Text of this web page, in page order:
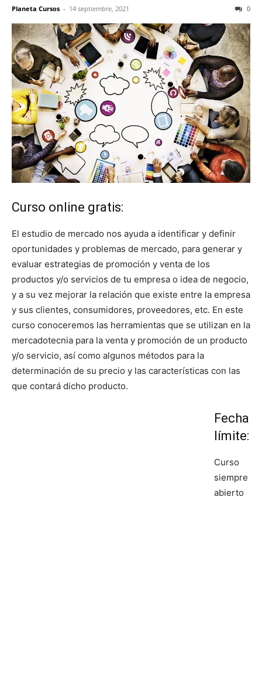
Planeta Cursos - 14 septiembre, 2021 0
Curso online gratis:
El estudio de mercado nos ayuda a identificar y definir
oportunidades y problemas de mercado, para generar y
evaluar estrategias de promoción y venta de los
productos y/o servicios de tu empresa o idea de negocio,
y a su vez mejorar la relación que existe entre la empresa
y sus clientes, consumidores, proveedores, etc. En este
curso conoceremos las herramientas que se utilizan en la
mercadotecnia para la venta y promoción de un producto
y/o servicio, así como algunos métodos para la
determinación de su precio y las características con las
que contará dicho producto.
Fecha
límite:
Curso
siempre
abierto